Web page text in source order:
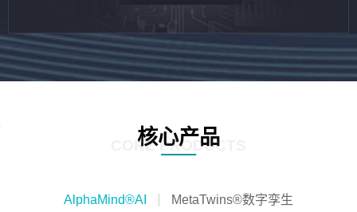
核心产品
CORE PRODUCTS
AlphaMind®AI MetaTwins®数字孪生